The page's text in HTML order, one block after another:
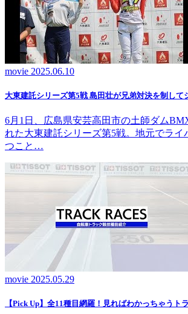
movie 2025.06.10
大東建託シリーズ第5戦 島田壮が兄弟対決を制して
6月1日、広島県安芸高田市の土師ダム
れた大東建託シリーズ第5戦。地元でライ
つこと…
movie 2025.05.29
【Pick Up】全11種目網羅！見ればわかっちゃうト